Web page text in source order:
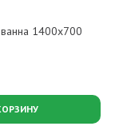
1400x700